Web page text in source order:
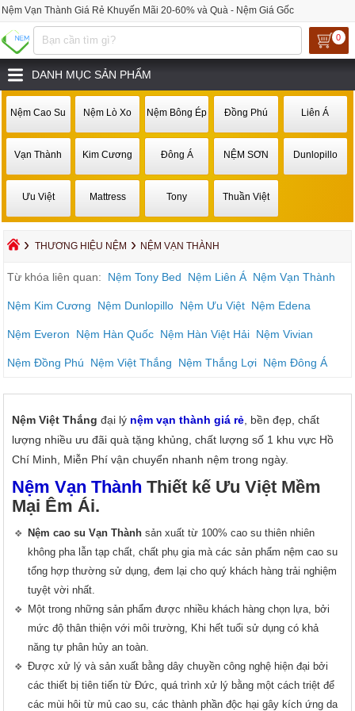
Nệm Vạn Thành Giá Rẻ Khuyến Mãi 20-60% và Quà - Nệm Giá Gốc
0
DANH MỤC SẢN PHẨM
Nệm Cao Su Nệm Lò Xo Nệm Bông Ép Đồng Phú Liên Á
Vạn Thành Kim Cương Đông Á NỆM SƠN Dunlopillo
Ưu Việt Mattress Tony Thuần Việt
› THƯƠNG HIỆU NỆM › NỆM VẠN THÀNH
Từ khóa liên quan: Nệm Tony Bed Nệm Liên Á Nệm Vạn Thành
Nệm Kim Cương Nệm Dunlopillo Nệm Ưu Việt Nệm Edena
Nệm Everon Nệm Hàn Quốc Nệm Hàn Việt Hải Nệm Vivian
Nệm Đồng Phú Nệm Việt Thắng Nệm Thắng Lợi Nệm Đông Á
Nệm Việt Thắngđại lý nệm vạn thành giá rẻ , bền đẹp, chất
lượng nhiều ưu đãi quà tặng khủng, chất lượng số 1 khu vực Hồ
Chí Minh, Miễn Phí vận chuyển nhanh nệm trong ngày.
Nệm Vạn Thành Thiết kế Ưu Việt Mềm
Mại Êm Ái.
Nệm cao su Vạn Thànhsản xuất từ 100% cao su thiên nhiên
không pha lẫn tạp chất, chất phụ gia mà các sản phẩm nệm cao su
tổng hợp thường sử dụng, đem lại cho quý khách hàng trải nghiệm
tuyệt vời nhất.
Một trong những sản phẩm được nhiều khách hàng chọn lựa, bởi
mức độ thân thiện với môi trường, Khi hết tuổi sử dụng có khả
năng tự phân hủy an toàn.
Được xử lý và sản xuất bằng dây chuyền công nghệ hiện đại bởi
các thiết bị tiên tiến từ Đức, quá trình xử lý bằng một cách triệt để
các mùi hôi từ mủ cao su, các thành phần độc hại gây kích ứng da